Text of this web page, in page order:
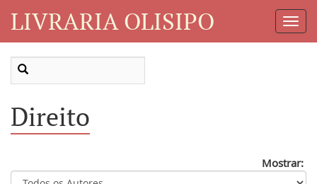
LIVRARIA OLISIPO
Direito
Mostrar: